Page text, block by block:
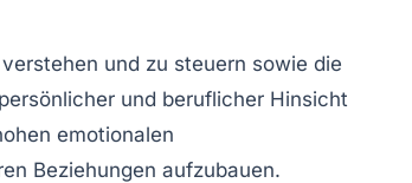
und zu steuern sowie die
und beruflicher Hinsicht
emotionalen
Beziehungen aufzubauen.